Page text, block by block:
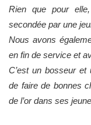
Rien que pour
secondée par une
Nous avons
en fin de service et
C’est un bosseur
de faire de bonnes
de l’or dans ses